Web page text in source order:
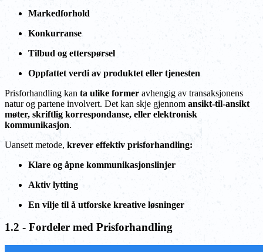
Markedforhold
Konkurranse
Tilbud og etterspørsel
Oppfattet verdi av produktet eller tjenesten
Prisforhandling kan ta ulike former avhengig av transaksjonens
natur og partene involvert. Det kan skje gjennom ansikt-til-ansikt
møter, skriftlig korrespondanse, eller elektronisk
kommunikasjon.
Uansett metode, krever effektiv prisforhandling:
Klare og åpne kommunikasjonslinjer
Aktiv lytting
En vilje til å utforske kreative løsninger
1.2 - Fordeler med Prisforhandling